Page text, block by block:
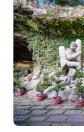
推薦景點
討論區
聯絡我們
APP下載